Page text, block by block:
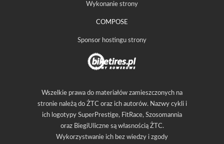
Wykonanie strony
COMPOSE
Sponsor hostingu strony
Wszelkie prawa do materiałów zamieszczonych na
stronie należą do ŻTC oraz ich autorów. Nazwy cykli i
ich logotypy SuperPrestige, FitRace, Szosomannia
oraz BiegiUliczne są własnością ŻTC.
Wykorzystwanie ich bez wiedzy i zgody